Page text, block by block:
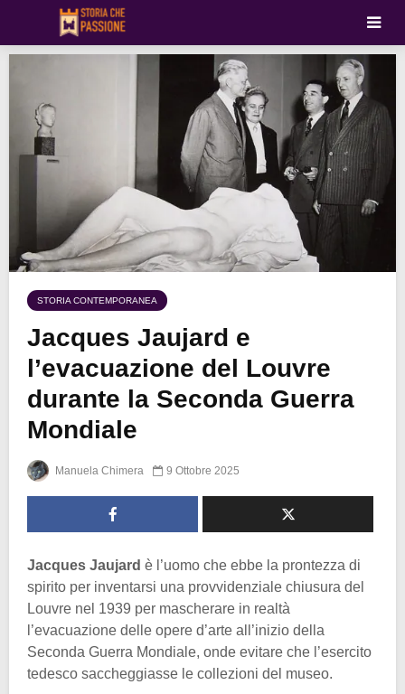
STORIA CONTEMPORANEA
Jacques Jaujard e
l’evacuazione del Louvre
durante la Seconda Guerra
Mondiale
Manuela Chimera 9 Ottobre 2025
Jacques Jaujard è l’uomo che ebbe la prontezza di
spirito per inventarsi una provvidenziale chiusura del
Louvre nel 1939 per mascherare in realtà
l’evacuazione delle opere d’arte all’inizio della
Seconda Guerra Mondiale, onde evitare che l’esercito
tedesco saccheggiasse le collezioni del museo.